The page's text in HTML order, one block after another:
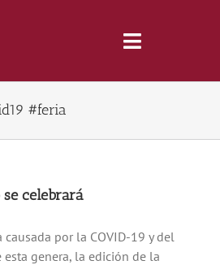
Toggle
#feria
se celebrará
por la COVID-19 y del
genera, la edición de la